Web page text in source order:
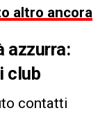
altro ancora
azzurra:
club
contatti